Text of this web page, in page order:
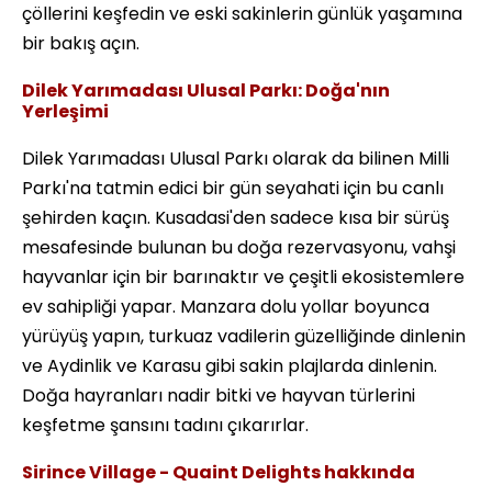
çöllerini keşfedin ve eski sakinlerin günlük yaşamına
bir bakış açın.
Dilek Yarımadası Ulusal Parkı: Doğa'nın
Yerleşimi
Dilek Yarımadası Ulusal Parkı olarak da bilinen Milli
Parkı'na tatmin edici bir gün seyahati için bu canlı
şehirden kaçın. Kusadasi'den sadece kısa bir sürüş
mesafesinde bulunan bu doğa rezervasyonu, vahşi
hayvanlar için bir barınaktır ve çeşitli ekosistemlere
ev sahipliği yapar. Manzara dolu yollar boyunca
yürüyüş yapın, turkuaz vadilerin güzelliğinde dinlenin
ve Aydinlik ve Karasu gibi sakin plajlarda dinlenin.
Doğa hayranları nadir bitki ve hayvan türlerini
keşfetme şansını tadını çıkarırlar.
Sirince Village - Quaint Delights hakkında